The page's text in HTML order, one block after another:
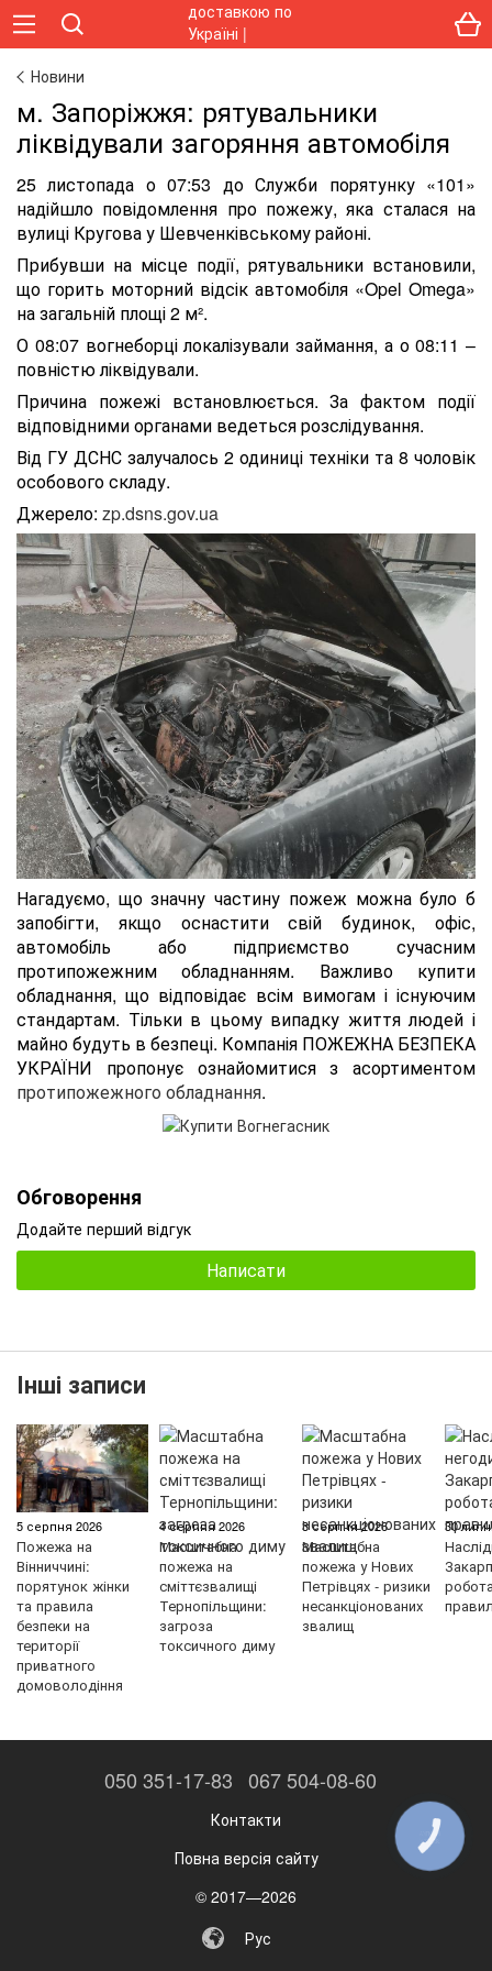
Новини
м. Запоріжжя: рятувальники
ліквідували загоряння автомобіля
25 листопада о 07:53 до Служби порятунку «101»
надійшло повідомлення про пожежу, яка сталася на
вулиці Кругова у Шевченківському районі.
Прибувши на місце події, рятувальники встановили,
що горить моторний відсік автомобіля «Opel Omega»
на загальній площі 2 м².
О 08:07 вогнеборці локалізували займання, а о 08:11 –
повністю ліквідували.
Причина пожежі встановлюється. За фактом події
відповідними органами ведеться розслідування.
Від ГУ ДСНС залучалось 2 одиниці техніки та 8 чоловік
особового складу.
Джерело: zp.dsns.gov.ua
Нагадуємо, що значну частину пожеж можна було б
запобігти, якщо оснастити свій будинок, офіс,
автомобіль або підприємство сучасним
протипожежним обладнанням. Важливо купити
обладнання, що відповідає всім вимогам і існуючим
стандартам. Тільки в цьому випадку життя людей і
майно будуть в безпеці. Компанія ПОЖЕЖНА БЕЗПЕКА
УКРАЇНИ пропонує ознайомитися з асортиментом
протипожежного обладнання.
Обговорення
Додайте перший відгук
Написати
Інші записи
5 серпня 2026
Пожежа на
Вінниччині:
порятунок жінки
та правила
безпеки на
території
приватного
домоволодіння
4 серпня 2026
Масштабна
пожежа на
сміттєзвалищі
Тернопільщини:
загроза
токсичного диму
3 серпня 2026
Масштабна
пожежа у Нових
Петрівцях - ризики
несанкціонованих
звалищ
30
050 351-17-83 067 504-08-60
Контакти
Повна версія сайту
© 2017—2026
Рус
КНОПКА
ЗВ'ЯЗКУ